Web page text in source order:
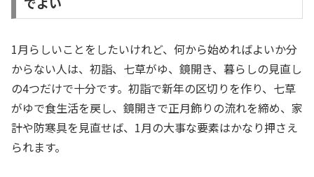
1月らしいことをしたいけれど、何から始めればよいか分
からない人は、初詣、七草がゆ、鏡開き、暮らしの見直し
の4つだけで十分です。初詣で新年の区切りを作り、七草
がゆで食生活を戻し、鏡開きで正月飾りの流れを締め、家
計や防寒具を見直せば、1月の大事な要素はかなり押さえ
られます。